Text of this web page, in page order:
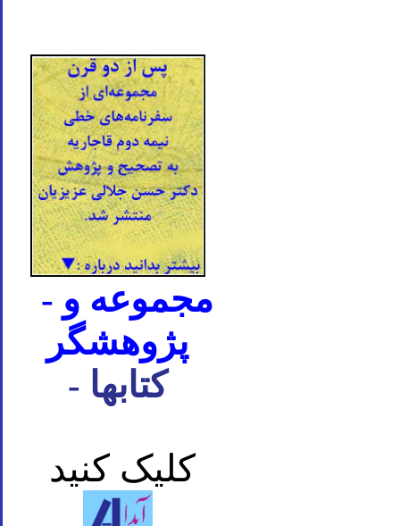
- مجموعه و
پژوهشگر
- کتابها
کلیک کنید